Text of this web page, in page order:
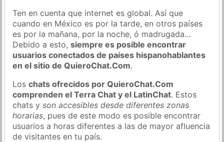
Ten en cuenta que internet es global. Así que
cuando en México es por la tarde, en otros países
es por la mañana, por la noche, ó madrugada…
Debido a esto,siempre es posible encontrar
usuarios conectados de países hispanohablantes
en el sitio de QuieroChat.Com.
Loschats ofrecidos por QuieroChat.Com
comprenden el Terra Chat y el LatinChat. Estos
chats yson accesibles desde diferentes zonas
horarias, pues de este modo es posible encontrar
usuarios a horas diferentes a las de mayor afluencia
de visitantes en tu país.